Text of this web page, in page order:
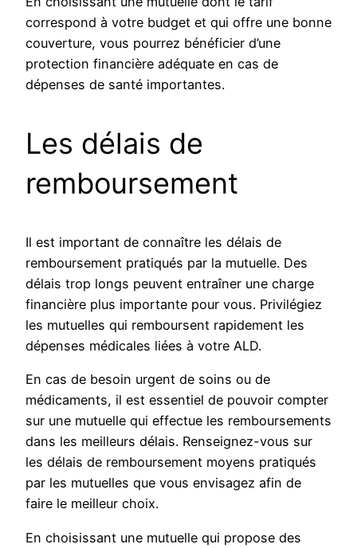
correspond à votre budget et qui offre une bonne
couverture, vous pourrez bénéficier d’une
protection financière adéquate en cas de
dépenses de santé importantes.
Les délais de
remboursement
Il est important de connaître les délais de
remboursement pratiqués par la mutuelle. Des
délais trop longs peuvent entraîner une charge
financière plus importante pour vous. Privilégiez
les mutuelles qui remboursent rapidement les
dépenses médicales liées à votre ALD.
En cas de besoin urgent de soins ou de
médicaments, il est essentiel de pouvoir compter
sur une mutuelle qui effectue les remboursements
dans les meilleurs délais. Renseignez-vous sur
les délais de remboursement moyens pratiqués
par les mutuelles que vous envisagez afin de
faire le meilleur choix.
En choisissant une mutuelle qui propose des